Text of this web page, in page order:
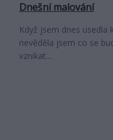
Dnešní malování
Když jsem dnes usedla
nevěděla jsem co se
vznikat....